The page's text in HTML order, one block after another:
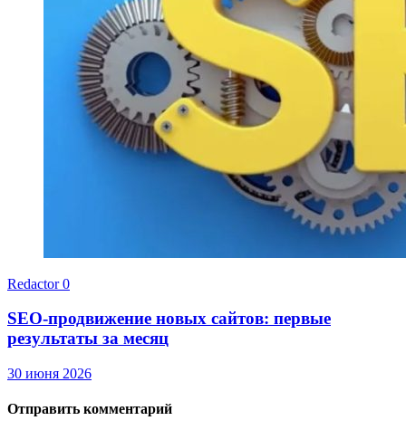
Redactor0
SEO-продвижение новых сайтов: первые
результаты за месяц
30 июня 2026
Отправить комментарий